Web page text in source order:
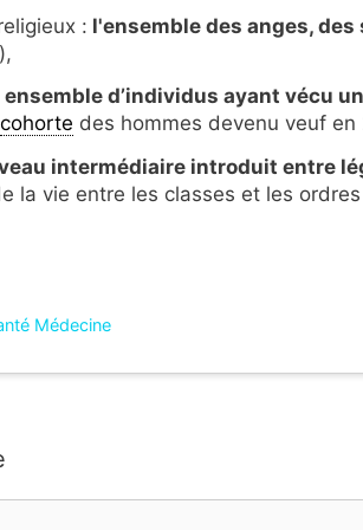
: l'ensemble des anges,
ensemble d’individus ayant vécu
cohorte des hommes devenu veuf en
intermédiaire introduit entre
la vie entre les classes et les
Médecine